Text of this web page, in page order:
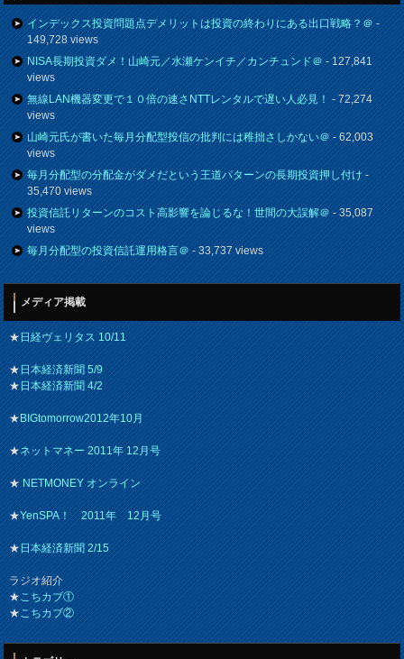
インデックス投資問題点デメリットは投資の終わりにある出口戦略？＠-
149,728 views
NISA長期投資ダメ！山崎元／水瀬ケンイチ／カンチュンド＠- 127,841
views
無線LAN機器変更で１０倍の速さNTTレンタルで遅い人必見！- 72,274
views
山崎元氏が書いた毎月分配型投信の批判には稚拙さしかない＠- 62,003
views
毎月分配型の分配金がダメだという王道パターンの長期投資押し付け-
35,470 views
投資信託リターンのコスト高影響を論じるな！世間の大誤解＠- 35,087
views
毎月分配型の投資信託運用格言＠- 33,737 views
メディア掲載
★日経ヴェリタス 10/11
★日本経済新聞 5/9
★日本経済新聞 4/2
★BIGtomorrow2012年10月
★ネットマネー 2011年 12月号
★NETMONEY オンライン
★YenSPA！ 2011年 12月号
★日本経済新聞 2/15
ラジオ紹介
★こちカブ①
★こちカブ②